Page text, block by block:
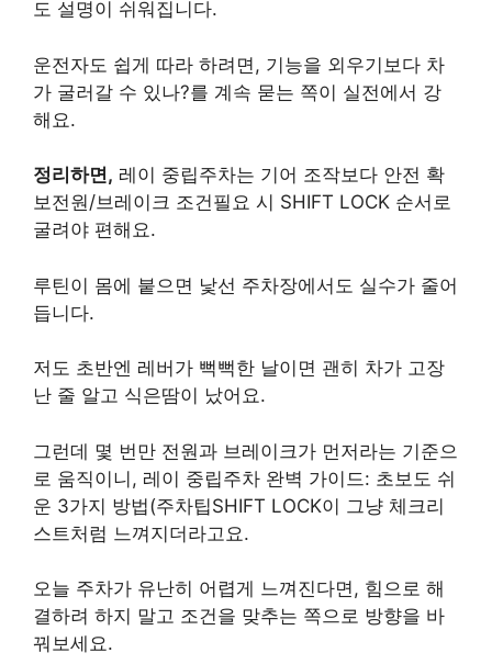
도 설명이 쉬워집니다.
운전자도 쉽게 따라 하려면, 기능을 외우기보다 차
가 굴러갈 수 있나?를 계속 묻는 쪽이 실전에서 강
해요.
정리하면, 레이 중립주차는 기어 조작보다 안전 확
보전원/브레이크 조건필요 시 SHIFT LOCK 순서로
굴려야 편해요.
루틴이 몸에 붙으면 낯선 주차장에서도 실수가 줄어
듭니다.
저도 초반엔 레버가 뻑뻑한 날이면 괜히 차가 고장
난 줄 알고 식은땀이 났어요.
그런데 몇 번만 전원과 브레이크가 먼저라는 기준으
로 움직이니, 레이 중립주차 완벽 가이드: 초보도 쉬
운 3가지 방법(주차팁SHIFT LOCK이 그냥 체크리
스트처럼 느껴지더라고요.
오늘 주차가 유난히 어렵게 느껴진다면, 힘으로 해
결하려 하지 말고 조건을 맞추는 쪽으로 방향을 바
꿔보세요.